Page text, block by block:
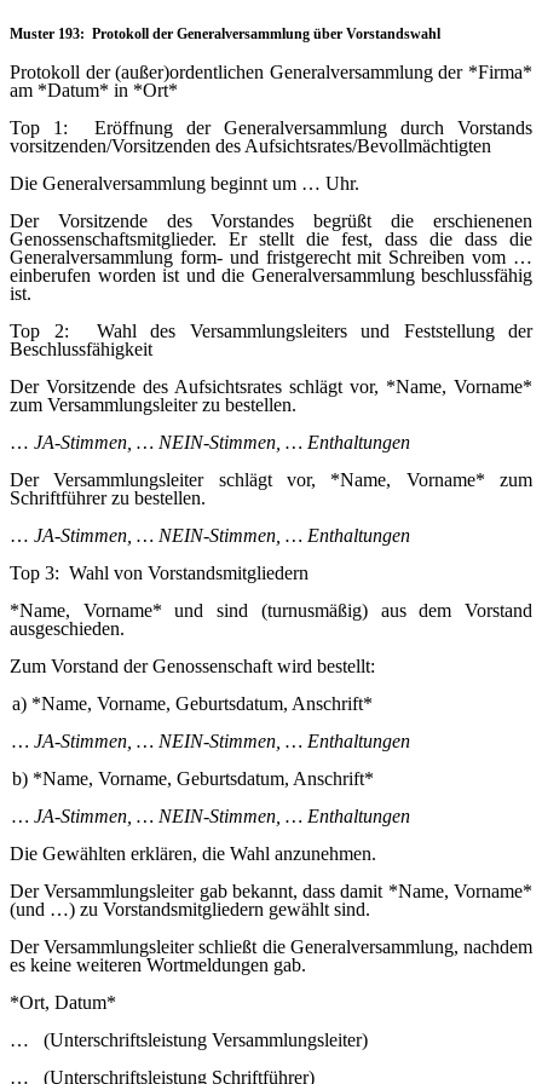
Muster 193: Protokoll der Generalversammlung über Vorstandswahl
Protokoll der (außer)ordentlichen Generalversammlung der *Firma*
am *Datum* in *Ort*
Top 1: Eröffnung der Generalversammlung durch Vorstands
vorsitzenden/Vorsitzenden des Aufsichtsrates/Bevollmächtigten
Die Generalversammlung beginnt um … Uhr.
Der Vorsitzende des Vorstandes begrüßt die erschienenen
Genossenschaftsmitglieder. Er stellt die fest, dass die dass die
Generalversammlung form- und fristgerecht mit Schreiben vom …
einberufen worden ist und die Generalversammlung beschlussfähig
ist.
Top 2: Wahl des Versammlungsleiters und Feststellung der
Beschlussfähigkeit
Der Vorsitzende des Aufsichtsrates schlägt vor, *Name, Vorname*
zum Versammlungsleiter zu bestellen.
… JA-Stimmen, … NEIN-Stimmen, … Enthaltungen
Der Versammlungsleiter schlägt vor, *Name, Vorname* zum
Schriftführer zu bestellen.
… JA-Stimmen, … NEIN-Stimmen, … Enthaltungen
Top 3: Wahl von Vorstandsmitgliedern
*Name, Vorname* und sind (turnusmäßig) aus dem Vorstand
ausgeschieden.
Zum Vorstand der Genossenschaft wird bestellt:
a) *Name, Vorname, Geburtsdatum, Anschrift*
… JA-Stimmen, … NEIN-Stimmen, … Enthaltungen
b) *Name, Vorname, Geburtsdatum, Anschrift*
… JA-Stimmen, … NEIN-Stimmen, … Enthaltungen
Die Gewählten erklären, die Wahl anzunehmen.
Der Versammlungsleiter gab bekannt, dass damit *Name, Vorname*
(und …) zu Vorstandsmitgliedern gewählt sind.
Der Versammlungsleiter schließt die Generalversammlung, nachdem
es keine weiteren Wortmeldungen gab.
*Ort, Datum*
… (Unterschriftsleistung Versammlungsleiter)
… (Unterschriftsleistung Schriftführer)